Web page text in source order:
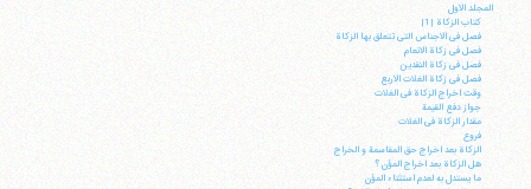
المجلد الاول
کتاب الزکاة |1|
فصل فی الاجناس التی تتعلق بها الزکاة
فصل فی زکاة الانعام
فصل فی زکاة النقدین
فصل فی زکاة الغلات الاربع
وقت اخراج الزکاة فی الغلات
جواز دفع القیمة
مقدار الزکاة فی الغلات
فروع
الزکاة بعد اخراج حق المقاسمة و الخراج
هل الزکاة بعد اخراج المؤن ؟
ما یستدل به لعدم استثناء المؤن